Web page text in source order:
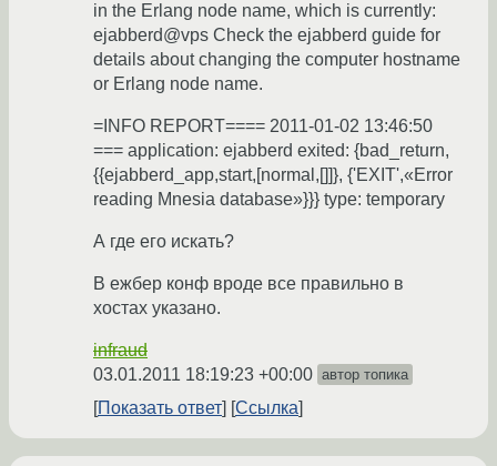
in the Erlang node name, which is currently:
ejabberd@vps Check the ejabberd guide for
details about changing the computer hostname
or Erlang node name.
=INFO REPORT==== 2011-01-02 13:46:50
=== application: ejabberd exited: {bad_return,
{{ejabberd_app,start,[normal,[]]}, {'EXIT',«Error
reading Mnesia database»}}} type: temporary
А где его искать?
В ежбер конф вроде все правильно в
хостах указано.
infraud
03.01.2011 18:19:23 +00:00 автор топика
Показать ответ Ссылка